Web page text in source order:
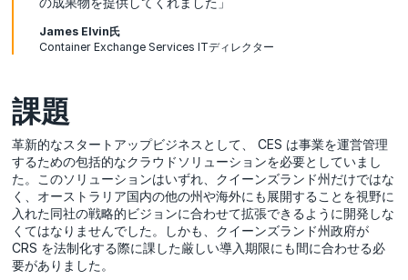
James Elvin氏
Container Exchange Services ITディレクター
課題
革新的なスタートアップビジネスとして、 CES は事業を運営管理
するための包括的なクラウドソリューションを必要としていまし
た。このソリューションはいずれ、クイーンズランド州だけではな
く、オーストラリア国内の他の州や海外にも展開することを視野に
入れた同社の戦略的ビジョンに合わせて拡張できるように開発しな
くてはなりませんでした。しかも、クイーンズランド州政府が
CRS を法制化する際に課した厳しい導入期限にも間に合わせる必
要がありました。